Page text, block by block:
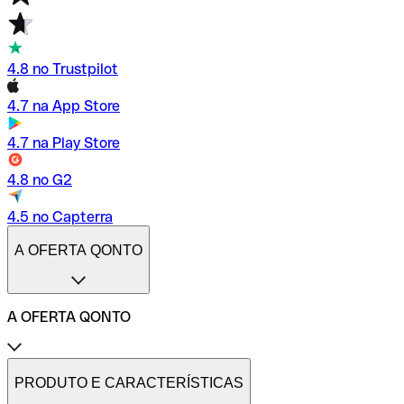
4.8 no Trustpilot
4.7 na App Store
4.7 na Play Store
4.8 no G2
4.5 no Capterra
A OFERTA QONTO
A OFERTA QONTO
Tarifas
Conta profissional online
PRODUTO E CARACTERÍSTICAS